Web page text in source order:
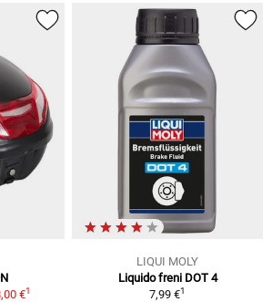
€1
LIQUI MOLY
Liquido freni DOT 4
7,99 €1